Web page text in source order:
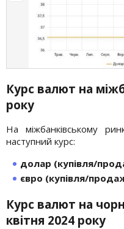
Курс валют на
року
На міжбанківському
наступний курс:
долар (купівля/
євро (купівля/
Курс валют на
квітня 2024 року